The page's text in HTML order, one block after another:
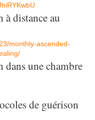
à distance au
monthly-ascended-
dans une chambre
de guérison